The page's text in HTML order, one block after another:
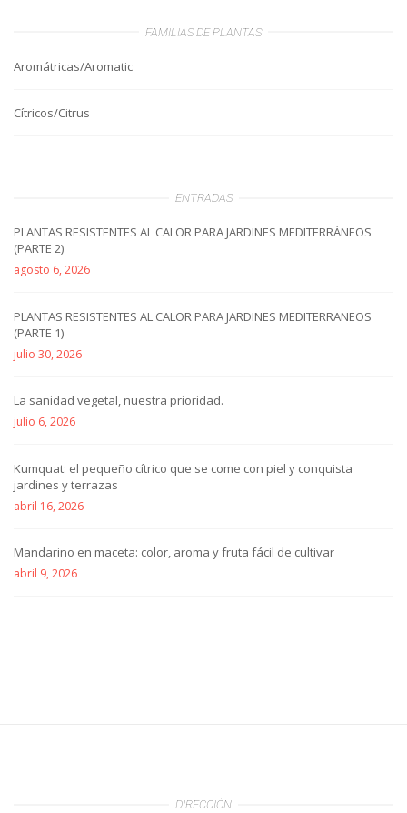
FAMILIAS DE PLANTAS
Aromátricas/Aromatic
Cítricos/Citrus
ENTRADAS
PLANTAS RESISTENTES AL CALOR PARA JARDINES MEDITERRÁNEOS
(PARTE 2)
agosto 6, 2026
PLANTAS RESISTENTES AL CALOR PARA JARDINES MEDITERRANEOS
(PARTE 1)
julio 30, 2026
La sanidad vegetal, nuestra prioridad.
julio 6, 2026
Kumquat: el pequeño cítrico que se come con piel y conquista
jardines y terrazas
abril 16, 2026
Mandarino en maceta: color, aroma y fruta fácil de cultivar
abril 9, 2026
DIRECCIÓN